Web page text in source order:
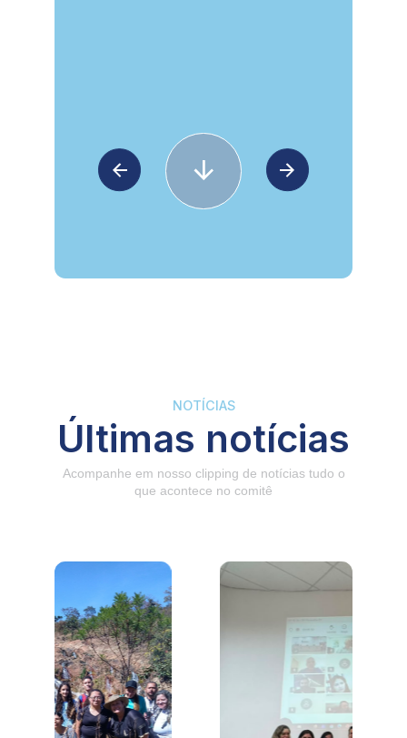
NOTÍCIAS
Últimas notícias
Acompanhe em nosso clipping de notícias tudo o
que acontece no comitê